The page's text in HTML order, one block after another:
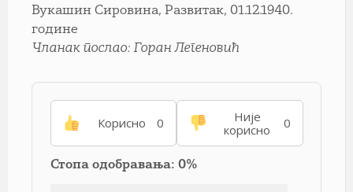
Вукашин Сировина, Развитак, 01.12.1940.
године
Чланак послао: Горан Легеновић
Корисно 0
Није
корисно
0
Стопа одобравања: 0%